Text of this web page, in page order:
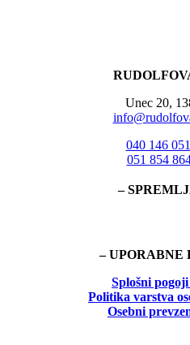
Unec 20,
040 146
051 854
–
– UPORABNE
Splošni
Politika varstva
Osebni